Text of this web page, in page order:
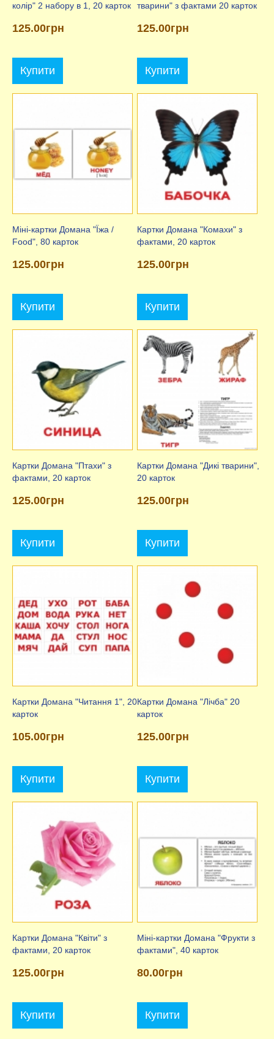
колір" 2 набору в 1, 20 карток
125.00грн
Купити
тварини" з фактами 20 карток
125.00грн
Купити
Міні-картки Домана "Їжа /
Food", 80 карток
125.00грн
Купити
Картки Домана "Комахи" з
фактами, 20 карток
125.00грн
Купити
Картки Домана "Птахи" з
фактами, 20 карток
125.00грн
Купити
Картки Домана "Дикі тварини",
20 карток
125.00грн
Купити
Картки Домана "Читання 1", 20
карток
105.00грн
Купити
Картки Домана "Лічба" 20
карток
125.00грн
Купити
Картки Домана "Квіти" з
фактами, 20 карток
125.00грн
Купити
Міні-картки Домана "Фрукти з
фактами", 40 карток
80.00грн
Купити